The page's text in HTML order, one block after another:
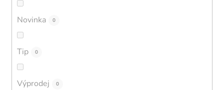
Novinka 0
Tip 0
Výprodej 0